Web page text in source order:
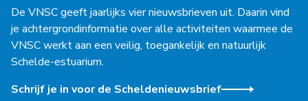
De VNSC geeft jaarlijks vier nieuwsbrieven uit. Daarin vind
je achtergrondinformatie over alle activiteiten waarmee de
VNSC werkt aan een veilig, toegankelijk en natuurlijk
Schelde-estuarium.
Schrijf je in voor de Scheldenieuwsbrief